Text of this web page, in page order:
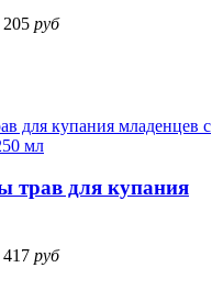
205 руб
трав для купания
417 руб